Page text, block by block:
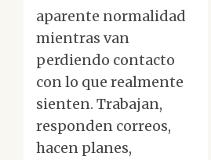
aparente normalidad
mientras van
perdiendo contacto
con lo que realmente
sienten. Trabajan,
responden correos,
hacen planes,